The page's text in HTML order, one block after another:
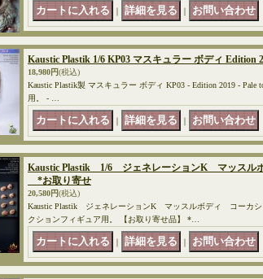
｜ ｜
Kaustic Plastik 1/6 KP03 マスキュラー ボディ Edition
18,980円(税込)
Kaustic Plastik製 マスキュラー ボディ KP03 - Edition 2019 -
用。 - …
｜ ｜
Kaustic Plastik 1/6 ジェネレーションK マッス
*お取り寄せ
20,580円(税込)
Kaustic Plastik ジェネレーションK マッスルボディ コーカシ
クションフィギュア用。 【お取り寄せ品】 *…
｜ ｜